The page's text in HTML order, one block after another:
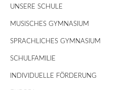
UNSERE SCHULE
MUSISCHES GYMNASIUM
SPRACHLICHES GYMNASIUM
SCHULFAMILIE
INDIVIDUELLE FÖRDERUNG